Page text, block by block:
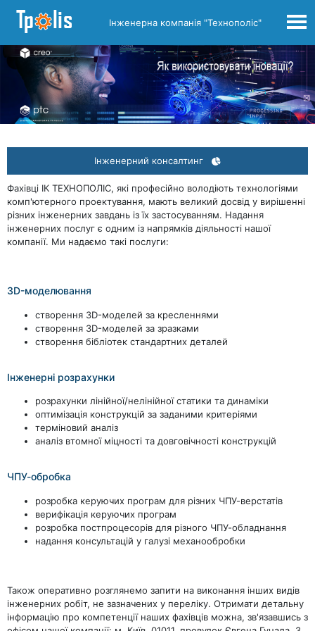
Інженерна компанія "Технополіс"
Інженерний консалтинг
Фахівці ІК ТЕХНОПОЛІС, які професійно володіють технологіями
комп'ютерного проектування, мають великий досвід у вирішенні
різних інженерних завдань із їх застосуванням. Надання
інженерних послуг є одним із напрямків діяльності нашої
компанії. Ми надаємо такі послуги:
3D-моделювання
створення 3D-моделей за кресленнями
створення 3D-моделей за зразками
створення бібліотек стандартних деталей
Інженерні розрахунки
розрахунки лінійної/нелінійної статики та динаміки
оптимізація конструкцій за заданими критеріями
терміновий аналіз
аналіз втомної міцності та довговічності конструкцій
ЧПУ-обробка
розробка керуючих програм для різних ЧПУ-верстатів
верифікація керуючих програм
розробка постпроцесорів для різного ЧПУ-обладнання
надання консультацій у галузі механообробки
Також оперативно розглянемо запити на виконання інших видів
інженерних робіт, не зазначених у переліку. Отримати детальну
інформацію про компетенції наших фахівців можна, зв'язавшись з